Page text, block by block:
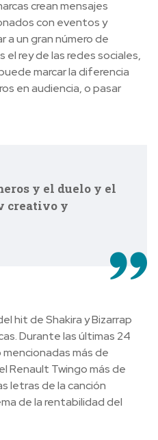
crean mensajes
con eventos y
a un gran número de
rey de las redes sociales,
marcar la diferencia
en audiencia, o pasar
y el duelo y el
creativo y
hit de Shakira y Bizarrap
Durante las últimas 24
mencionadas más de
Renault Twingo más de
letras de la canción
de la rentabilidad del